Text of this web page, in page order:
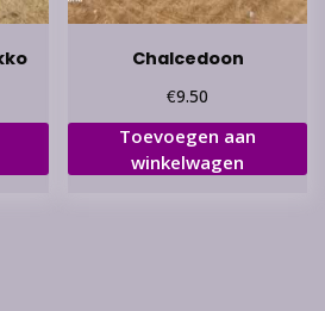
Chalcedoon
€9.50
Toevoegen aan
winkelwagen